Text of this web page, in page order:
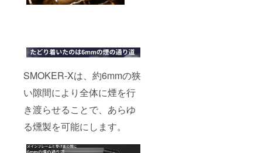
SMOKER-Xは、約6mmの狭
い隙間により全体に煙を行
き渡らせることで、あらゆ
る燻製を可能にします。